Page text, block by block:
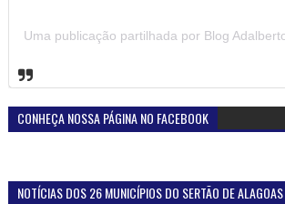
CONHEÇA NOSSA PÁGINA NO FACEBOOK
NOTÍCIAS DOS 26 MUNICÍPIOS DO SERTÃO DE ALAGOAS